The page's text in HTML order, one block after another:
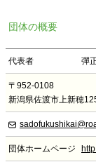
団体の概要
代表者 彈
〒952-0108
新潟県佐渡市上新穂
団体ホームページ